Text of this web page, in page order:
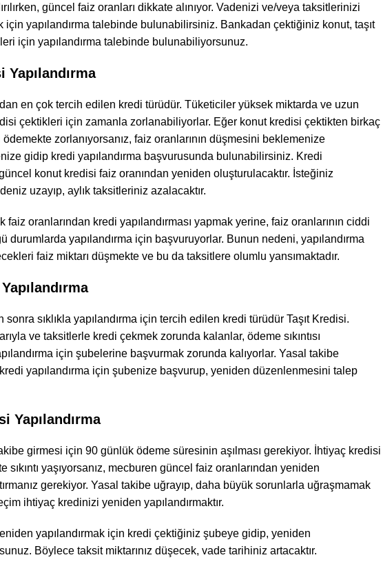
güncel faiz oranları dikkate alınıyor. Vadenizi ve/veya taksitlerinizi
için yapılandırma talebinde bulunabilirsiniz. Bankadan çektiğiniz konut, taşıt
için yapılandırma talebinde bulunabiliyorsunuz.
en çok tercih edilen kredi türüdür. Tüketiciler yüksek miktarda ve uzun
çektikleri için zamanla zorlanabiliyorlar. Eğer konut kredisi çektikten birkaç
zorlanıyorsanız, faiz oranlarının düşmesini beklemenize
gidip kredi yapılandırma başvurusunda bulunabilirsiniz. Kredi
güncel konut kredisi faiz oranından yeniden oluşturulacaktır. İsteğiniz
uzayıp, aylık taksitleriniz azalacaktır.
faiz oranlarından kredi yapılandırması yapmak yerine, faiz oranlarının ciddi
durumlarda yapılandırma için başvuruyorlar. Bunun nedeni, yapılandırma
faiz miktarı düşmekte ve bu da taksitlere olumlu yansımaktadır.
sonra sıklıkla yapılandırma için tercih edilen kredi türüdür Taşıt Kredisi.
ve taksitlerle kredi çekmek zorunda kalanlar, ödeme sıkıntısı
için şubelerine başvurmak zorunda kalıyorlar. Yasal takibe
yapılandırma için şubenize başvurup, yeniden düzenlenmesini talep
Yapılandırma
girmesi için 90 günlük ödeme süresinin aşılması gerekiyor. İhtiyaç kredisi
sıkıntı yaşıyorsanız, mecburen güncel faiz oranlarından yeniden
gerekiyor. Yasal takibe uğrayıp, daha büyük sorunlarla uğraşmamak
ihtiyaç kredinizi yeniden yapılandırmaktır.
yapılandırmak için kredi çektiğiniz şubeye gidip, yeniden
Böylece taksit miktarınız düşecek, vade tarihiniz artacaktır.